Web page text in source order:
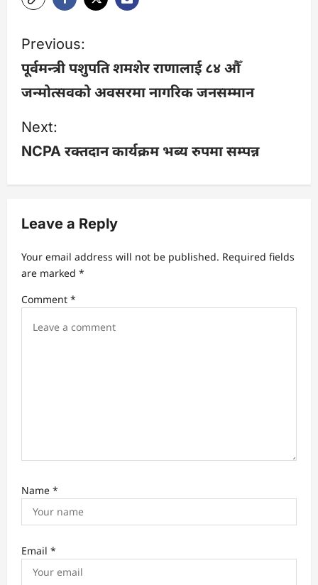
P
o
s
t
n
v
i
g
Previous:
पूर्वमन्त्री पशुपति शमशेर राणालाई ८४ औँ
जन्मोत्सवको अवसरमा नागरिक जनसम्मान
Next:
NCPA रक्तदान कार्यक्रम भब्य रुपमा सम्पन्न
Leave a Reply
Your email address will not be published. Required fields
are marked *
Comment *
Name *
Email *